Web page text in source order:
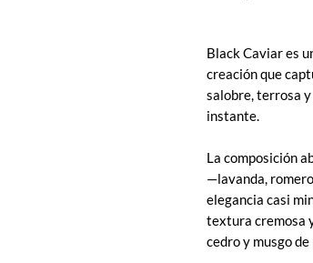
Black Caviar es
creación que
salobre, terrosa
instante.
La composición
—lavanda,
elegancia casi
textura cremosa
cedro y musgo